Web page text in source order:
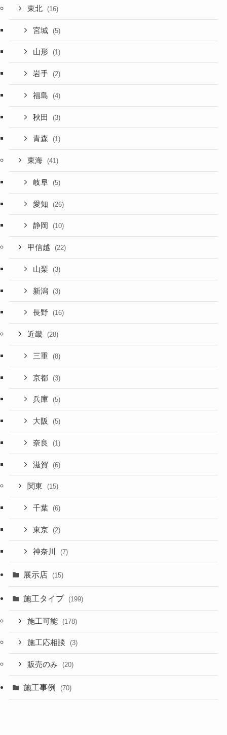
東北 (16)
宮城 (5)
山形 (1)
岩手 (2)
福島 (4)
秋田 (3)
青森 (1)
東海 (41)
岐阜 (5)
愛知 (26)
静岡 (10)
甲信越 (22)
山梨 (3)
新潟 (3)
長野 (16)
近畿 (28)
三重 (8)
京都 (3)
兵庫 (5)
大阪 (5)
奈良 (1)
滋賀 (6)
関東 (15)
千葉 (6)
東京 (2)
神奈川 (7)
展示店 (15)
施工タイプ (199)
施工可能 (178)
施工応相談 (3)
販売のみ (20)
施工事例 (70)